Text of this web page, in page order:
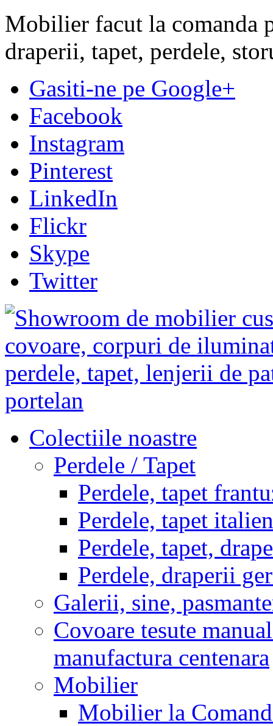
Mobilier facut la comanda
draperii, tapet, perdele,
Gasiti-ne pe Google+
Facebook
Instagram
Pinterest
LinkedIn
Flickr
Skype
Twitter
Colectiile noastre
Perdele / Tapet
Perdele, tapet
Perdele, tapet
Perdele, tapet,
Perdele, draperii
Galerii, sine,
Covoare tesute
manufactura centenara
Mobilier
Mobilier la